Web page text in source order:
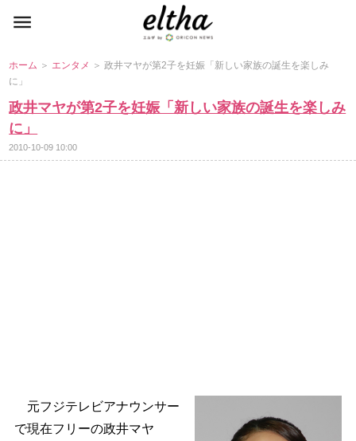
ホーム ＞ エンタメ ＞ 政井マヤが第2子を妊娠「新しい家族の誕生を楽しみ
に」
政井マヤが第2子を妊娠「新しい家族の誕生を楽しみ
に」
2010-10-09 10:00
元フジテレビアナウンサー
で現在フリーの政井マヤ